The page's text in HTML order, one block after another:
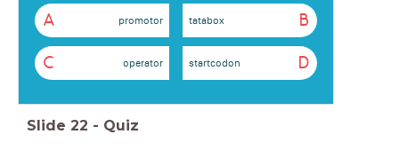
A promotor B
tatabox
C operator D
startcodon
Slide 22 - Quiz